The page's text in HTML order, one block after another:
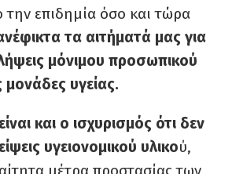
επιδημία όσο και τώρα
τα αιτήματά μας για
μόνιμου προσωπικού
μονάδες υγείας.
και ο ισχυρισμός ότι δεν
υγειονομικού υλικού,